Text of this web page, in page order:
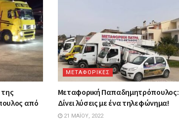
από
ΜΕΤΑΦΟΡΙΚΕΣ
Mεταφορική Παπαδημητρόπουλος:
Δίνει λύσεις με ένα τηλεφώνημα!
21 ΜΑΪ́ΟΥ, 2022